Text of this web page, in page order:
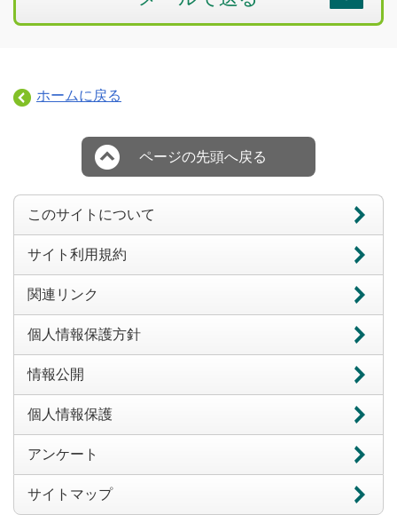
ホームに戻る
ページの先頭へ戻る
このサイトについて
サイト利用規約
関連リンク
個人情報保護方針
情報公開
個人情報保護
アンケート
サイトマップ